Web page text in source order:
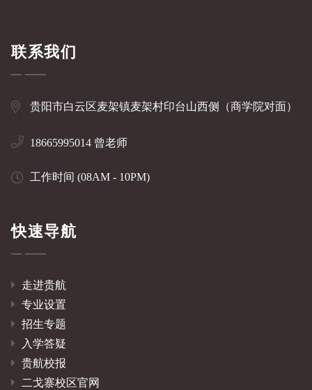
联系我们
贵阳市白云区麦架镇麦架村印台山西侧（商学院对面）
18665995014 曾老师
工作时间 (08AM - 10PM)
快速导航
走进贵航
专业设置
招生专题
入学答疑
贵航校报
二戈寨校区官网